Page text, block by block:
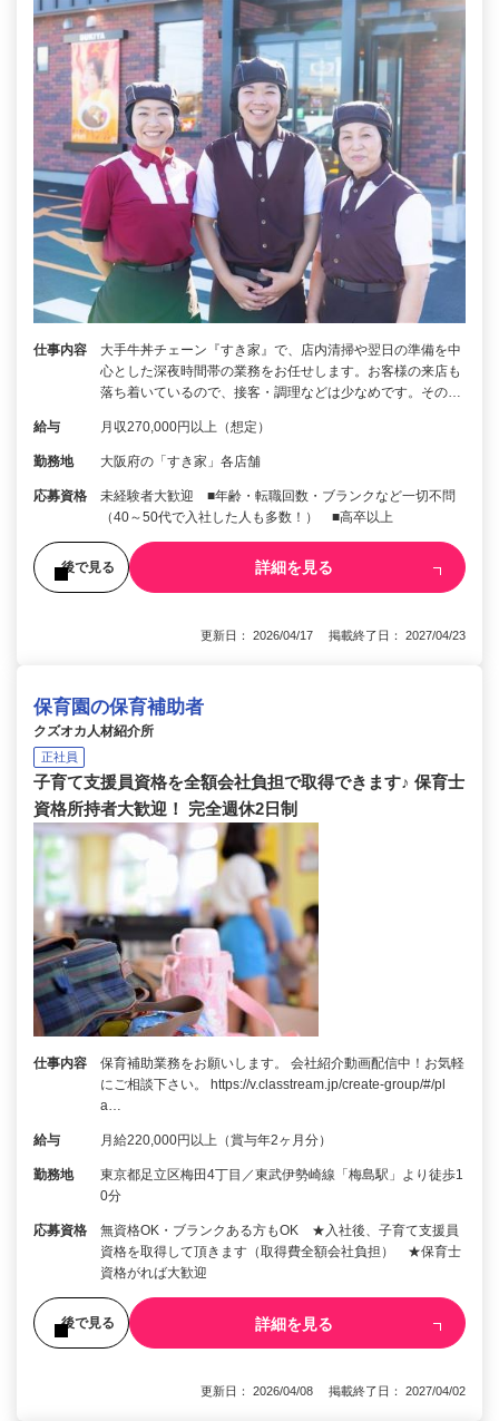
仕事内容
大手牛丼チェーン『すき家』で、店内清掃や翌日の準備を中
心とした深夜時間帯の業務をお任せします。お客様の来店も
落ち着いているので、接客・調理などは少なめです。その…
給与 月収270,000円以上（想定）
勤務地 大阪府の「すき家」各店舗
応募資格
未経験者大歓迎 ■年齢・転職回数・ブランクなど一切不問
（40～50代で入社した人も多数！） ■高卒以上
後で見る 詳細を見る
更新日： 2026/04/17 掲載終了日： 2027/04/23
保育園の保育補助者
クズオカ人材紹介所
正社員
子育て支援員資格を全額会社負担で取得できます♪ 保育士
資格所持者大歓迎！ 完全週休2日制
仕事内容
保育補助業務をお願いします。 会社紹介動画配信中！お気軽
にご相談下さい。 https://v.classtream.jp/create-group/#/pl
a…
給与 月給220,000円以上（賞与年2ヶ月分）
勤務地
東京都足立区梅田4丁目／東武伊勢崎線「梅島駅」より徒歩1
0分
応募資格
無資格OK・ブランクある方もOK ★入社後、子育て支援員
資格を取得して頂きます（取得費全額会社負担） ★保育士
資格がれば大歓迎
後で見る 詳細を見る
更新日： 2026/04/08 掲載終了日： 2027/04/02